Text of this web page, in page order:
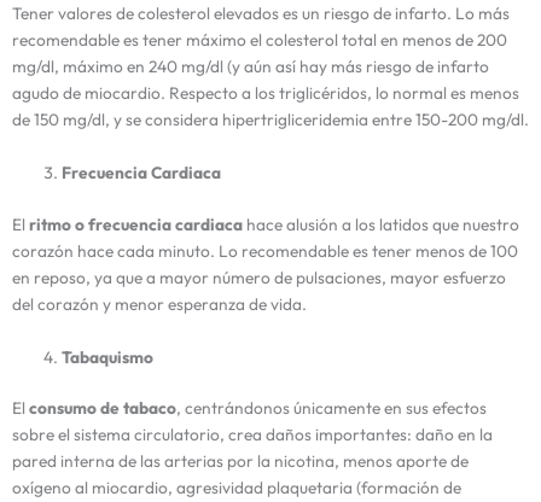
Tener valores de colesterol elevados es un riesgo de infarto. Lo más
recomendable es tener máximo el colesterol total en menos de 200
mg/dl, máximo en 240 mg/dl (y aún así hay más riesgo de infarto
agudo de miocardio. Respecto a los triglicéridos, lo normal es menos
de 150 mg/dl, y se considera hipertrigliceridemia entre 150-200 mg/dl.
Frecuencia Cardiaca
El ritmo o frecuencia cardiaca hace alusión a los latidos que nuestro
corazón hace cada minuto. Lo recomendable es tener menos de 100
en reposo, ya que a mayor número de pulsaciones, mayor esfuerzo
del corazón y menor esperanza de vida.
Tabaquismo
El consumo de tabaco, centrándonos únicamente en sus efectos
sobre el sistema circulatorio, crea daños importantes: daño en la
pared interna de las arterias por la nicotina, menos aporte de
oxígeno al miocardio, agresividad plaquetaria (formación de